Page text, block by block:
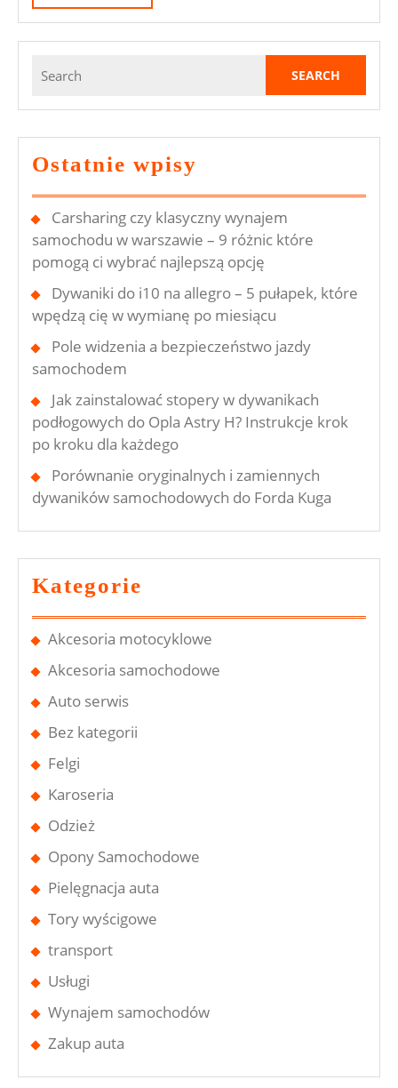
MORE
for:
Ostatnie wpisy
Carsharing czy klasyczny wynajem
samochodu w warszawie – 9 różnic które
pomogą ci wybrać najlepszą opcję
Dywaniki do i10 na allegro – 5 pułapek, które
wpędzą cię w wymianę po miesiącu
Pole widzenia a bezpieczeństwo jazdy
samochodem
Jak zainstalować stopery w dywanikach
podłogowych do Opla Astry H? Instrukcje krok
po kroku dla każdego
Porównanie oryginalnych i zamiennych
dywaników samochodowych do Forda Kuga
Kategorie
Akcesoria motocyklowe
Akcesoria samochodowe
Auto serwis
Bez kategorii
Felgi
Karoseria
Odzież
Opony Samochodowe
Pielęgnacja auta
Tory wyścigowe
transport
Usługi
Wynajem samochodów
Zakup auta